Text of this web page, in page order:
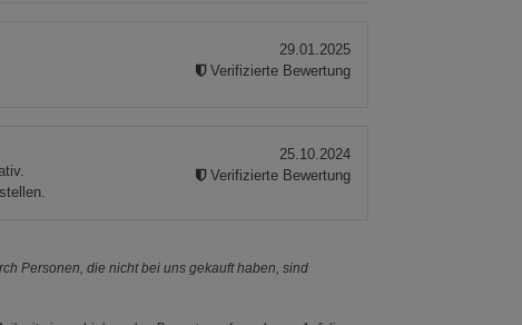
29.01.2025
Verifizierte Bewertung
25.10.2024
Verifizierte Bewertung
Personen, die nicht bei uns gekauft haben, sind